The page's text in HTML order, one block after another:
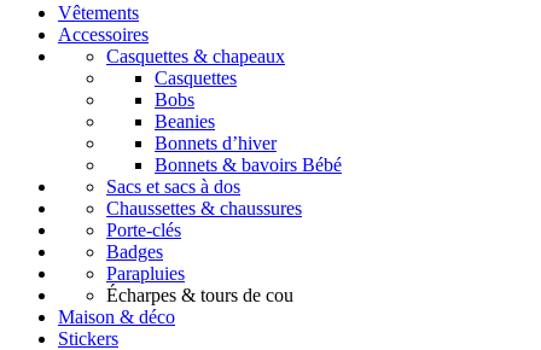
Vêtements
Accessoires
Casquettes & chapeaux
Casquettes
Bobs
Beanies
Bonnets d’hiver
Bonnets & bavoirs Bébé
Sacs et sacs à dos
Chaussettes & chaussures
Porte-clés
Badges
Parapluies
Écharpes & tours de cou
Maison & déco
Stickers